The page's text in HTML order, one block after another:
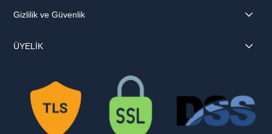
Gizlilik ve Güvenlik
ÜYELİK